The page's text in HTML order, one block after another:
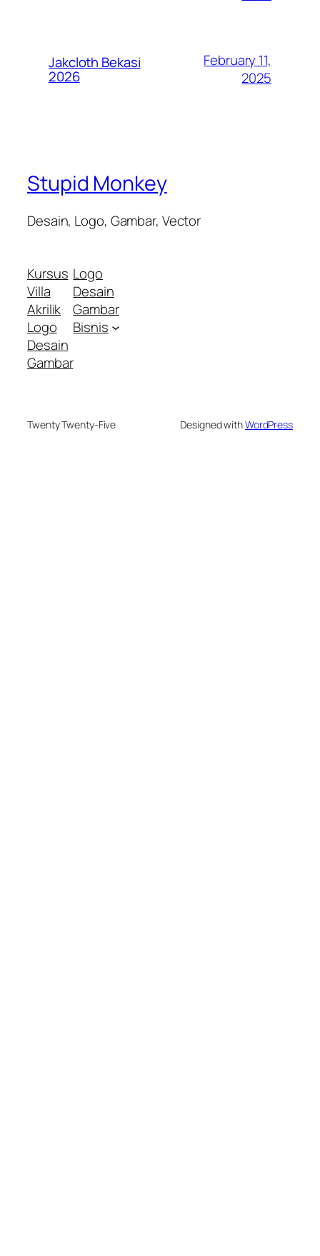
Jakcloth Bekasi
2026
February 11,
2025
Stupid Monkey
Desain, Logo, Gambar, Vector
Kursus
Villa
Akrilik
Logo
Desain
Gambar
Logo
Desain
Gambar
Bisnis
Twenty Twenty-Five Designed withWordPress